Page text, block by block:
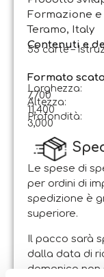
Formazione
Teramo, Italy
Contenuti e
55 carte –
Formato
Larghezza:
7,700
Altezza:
11,400
Profondità:
3,000
Le spese di
per ordini di
spedizione è
superiore.
Il pacco sarà
dalla data di
domenica non